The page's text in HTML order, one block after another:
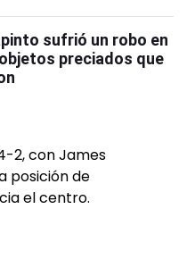
sufrió un robo en
preciados que
2, con James
posición de
el centro.